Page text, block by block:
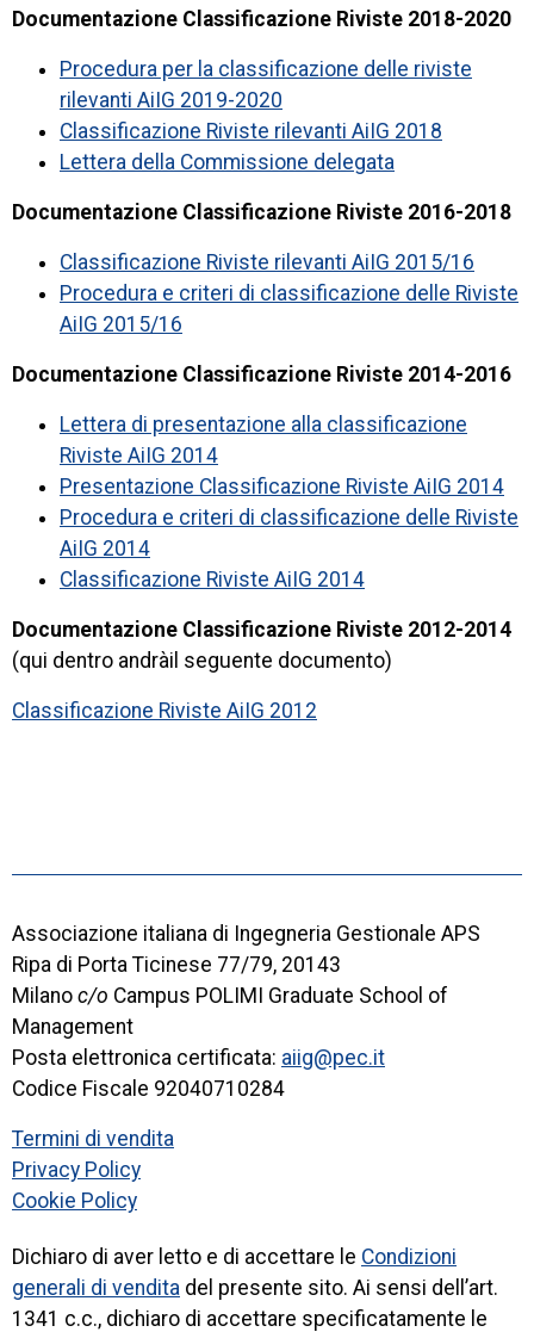
Documentazione Classificazione Riviste 2018-2020
Procedura per la classificazione delle riviste
rilevanti AiIG 2019-2020
Classificazione Riviste rilevanti AiIG 2018
Lettera della Commissione delegata
Documentazione Classificazione Riviste 2016-2018
Classificazione Riviste rilevanti AiIG 2015/16
Procedura e criteri di classificazione delle Riviste
AiIG 2015/16
Documentazione Classificazione Riviste 2014-2016
Lettera di presentazione alla classificazione
Riviste AiIG 2014
Presentazione Classificazione Riviste AiIG 2014
Procedura e criteri di classificazione delle Riviste
AiIG 2014
Classificazione Riviste AiIG 2014
Documentazione Classificazione Riviste 2012-2014
(qui dentro andràil seguente documento)
Classificazione Riviste AiIG 2012
Associazione italiana di Ingegneria Gestionale APS
Ripa di Porta Ticinese 77/79, 20143
Milano c/o Campus POLIMI Graduate School of
Management
Posta elettronica certificata: aiig@pec.it
Codice Fiscale 92040710284
Termini di vendita
Privacy Policy
Cookie Policy
Dichiaro di aver letto e di accettare le Condizioni
generali di vendita del presente sito. Ai sensi dell’art.
1341 c.c., dichiaro di accettare specificatamente le